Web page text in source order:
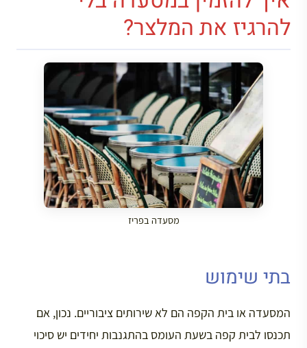
להרגיז את המלצר?
מסעדה בפריז
בתי שימוש
המסעדה או בית הקפה הם לא שירותים ציבוריים. נכון, אם
תכנסו לבית קפה בשעת העומס בהתגנבות יחידים יש סיכוי